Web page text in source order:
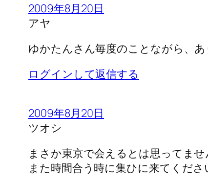
2009年8月20日
アヤ
ゆかたんさん毎度のことながら、
ログインして返信する
2009年8月20日
ツオシ
まさか東京で会えるとは思ってま
また時間合う時に集ひに来てくださ